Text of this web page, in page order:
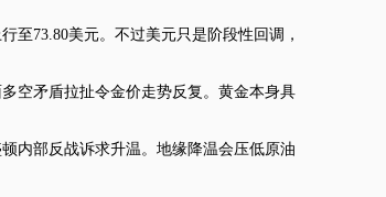
行至73.80美元。不过美元只是阶段性回调，
空矛盾拉扯令金价走势反复。黄金本身具
内部反战诉求升温。地缘降温会压低原油